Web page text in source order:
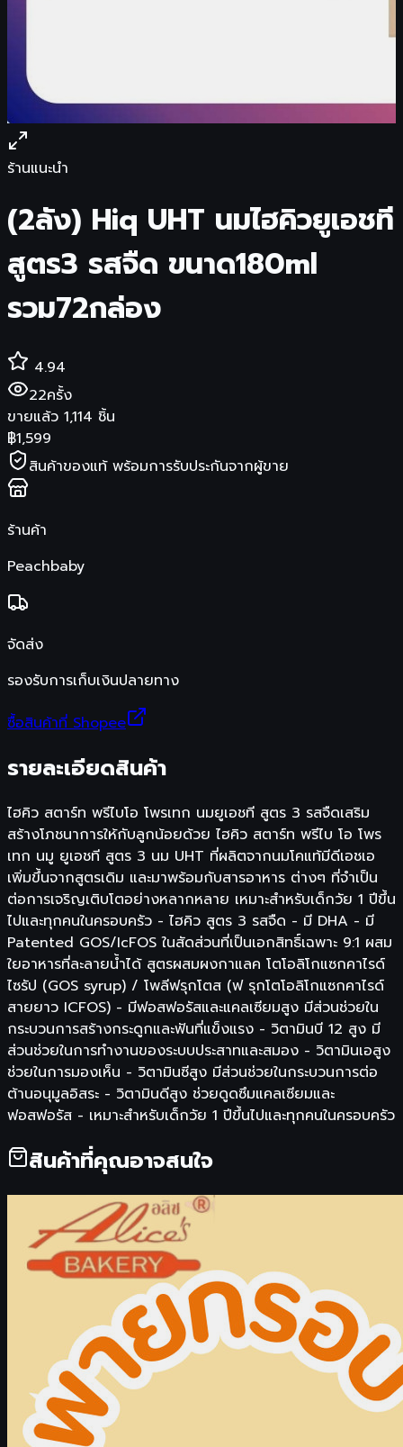
ร้านแนะนำ
(2ลัง) Hiq UHT นมไฮคิวยูเอชที
สูตร3 รสจืด ขนาด180ml
รวม72กล่อง
4.94
22ครั้ง
ขายแล้ว 1,114 ชิ้น
฿1,599
สินค้าของแท้ พร้อมการรับประกันจากผู้ขาย
ร้านค้า
Peachbaby
จัดส่ง
รองรับการเก็บเงินปลายทาง
ซื้อสินค้าที่ Shopee
รายละเอียดสินค้า
ไฮคิว สตาร์ท พรีไบโอ โพรเทก นมยูเอชที สูตร 3 รสจืดเสริม
สร้างโภชนาการให้กับลูกน้อยด้วย ไฮคิว สตาร์ท พรีไบ โอ โพร
เทก นมู ยูเอชที สูตร 3 นม UHT ที่ผลิตจากนมโคแท้มีดีเอชเอ
เพิ่มขึ้นจากสูตรเดิม และมาพร้อมกับสารอาหาร ต่างๆ ที่จำเป็น
ต่อการเจริญเติบโตอย่างหลากหลาย เหมาะสำหรับเด็กวัย 1 ปีขึ้น
ไปและทุกคนในครอบครัว - ไฮคิว สูตร 3 รสจืด - มี DHA - มี
Patented GOS/IcFOS ในสัดส่วนที่เป็นเอกสิทธิ์เฉพาะ 9:1 ผสม
ใยอาหารที่ละลายน้ำได้ สูตรผสมผงกาแลค โตโอลิโกแซกคาไรด์
ไซรัป (GOS syrup) / โพลีฟรุกโตส (ฟ รุกโตโอลิโกแซกคาไรด์
สายยาว ICFOS) - มีฟอสฟอรัสและแคลเซียมสูง มีส่วนช่วยใน
กระบวนการสร้างกระดูกและฟันที่แข็งแรง - วิตามินบี 12 สูง มี
ส่วนช่วยในการทำงานของระบบประสาทและสมอง - วิตามินเอสูง
ช่วยในการมองเห็น - วิตามินซีสูง มีส่วนช่วยในกระบวนการต่อ
ต้านอนุมูลอิสระ - วิตามินดีสูง ช่วยดูดซึมแคลเซียมและ
ฟอสฟอรัส - เหมาะสำหรับเด็กวัย 1 ปีขึ้นไปและทุกคนในครอบครัว
สินค้าที่คุณอาจสนใจ